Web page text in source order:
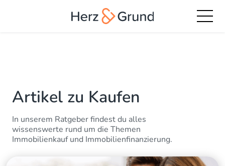
Artikel zu Kaufen
In unserem Ratgeber findest du alles
wissenswerte rund um die Themen
Immobilienkauf und Immobilienfinanzierung.